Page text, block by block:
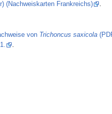
(Nachweiskarten Frankreichs)
.
von Trichoncus saxicola
.